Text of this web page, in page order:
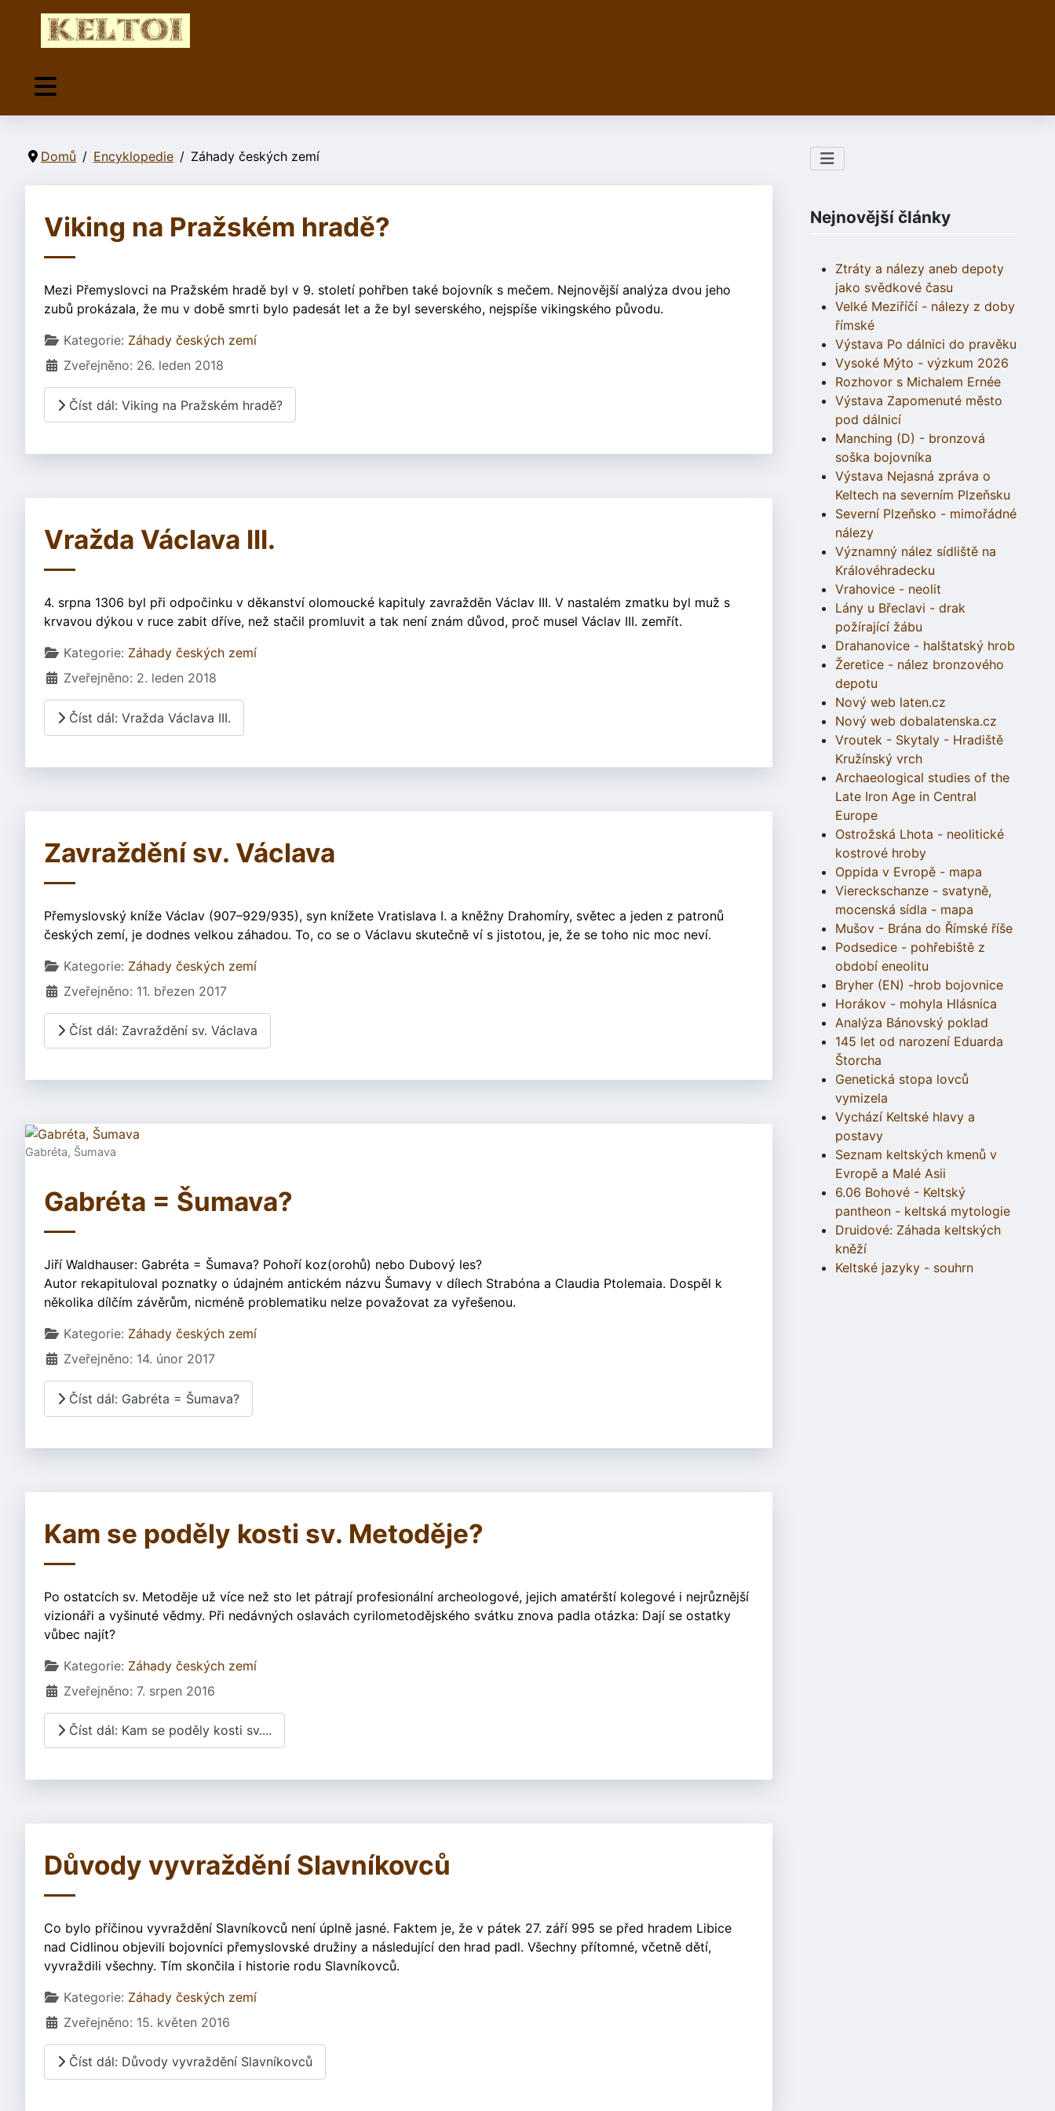
Domů Encyklopedie Záhady českých zemí
Viking na Pražském hradě?
Mezi Přemyslovci na Pražském hradě byl v 9. století pohřben také bojovník s mečem. Nejnovější analýza dvou jeho
zubů prokázala, že mu v době smrti bylo padesát let a že byl severského, nejspíše vikingského původu.
Základní údaje
Kategorie: Záhady českých zemí
Zveřejněno: 26. leden 2018
Číst dál: Viking na Pražském hradě?
Vražda Václava III.
4. srpna 1306 byl při odpočinku v děkanství olomoucké kapituly zavražděn Václav III. V nastalém zmatku byl muž s
krvavou dýkou v ruce zabit dříve, než stačil promluvit a tak není znám důvod, proč musel Václav III. zemřít.
Základní údaje
Kategorie: Záhady českých zemí
Zveřejněno: 2. leden 2018
Číst dál: Vražda Václava III.
Zavraždění sv. Václava
Přemyslovský kníže Václav (907–929/935), syn knížete Vratislava I. a kněžny Drahomíry, světec a jeden z patronů
českých zemí, je dodnes velkou záhadou. To, co se o Václavu skutečně ví s jistotou, je, že se toho nic moc neví.
Základní údaje
Kategorie: Záhady českých zemí
Zveřejněno: 11. březen 2017
Číst dál: Zavraždění sv. Václava
Gabréta, Šumava
Gabréta = Šumava?
Jiří Waldhauser: Gabréta = Šumava? Pohoří koz(orohů) nebo Dubový les?
Autor rekapituloval poznatky o údajném antickém názvu Šumavy v dílech Strabóna a Claudia Ptolemaia. Dospěl k
několika dílčím závěrům, nicméně problematiku nelze považovat za vyřešenou.
Základní údaje
Kategorie: Záhady českých zemí
Zveřejněno: 14. únor 2017
Číst dál: Gabréta = Šumava?
Kam se poděly kosti sv. Metoděje?
Po ostatcích sv. Metoděje už více než sto let pátrají profesionální archeologové, jejich amatérští kolegové i nejrůznější
vizionáři a vyšinuté vědmy. Při nedávných oslavách cyrilometodějského svátku znova padla otázka: Dají se ostatky
vůbec najít?
Základní údaje
Kategorie: Záhady českých zemí
Zveřejněno: 7. srpen 2016
Číst dál: Kam se poděly kosti sv....
Důvody vyvraždění Slavníkovců
Co bylo příčinou vyvraždění Slavníkovců není úplně jasné. Faktem je, že v pátek 27. září 995 se před hradem Libice
nad Cidlinou objevili bojovníci přemyslovské družiny a následující den hrad padl. Všechny přítomné, včetně dětí,
vyvraždili všechny. Tím skončila i historie rodu Slavníkovců.
Základní údaje
Kategorie: Záhady českých zemí
Zveřejněno: 15. květen 2016
Číst dál: Důvody vyvraždění Slavníkovců
Nejnovější články
Ztráty a nálezy aneb depoty
jako svědkové času
Velké Meziříčí - nálezy z doby
římské
Výstava Po dálnici do pravěku
Vysoké Mýto - výzkum 2026
Rozhovor s Michalem Ernée
Výstava Zapomenuté město
pod dálnicí
Manching (D) - bronzová
soška bojovníka
Výstava Nejasná zpráva o
Keltech na severním Plzeňsku
Severní Plzeňsko - mimořádné
nálezy
Významný nález sídliště na
Královéhradecku
Vrahovice - neolit
Lány u Břeclavi - drak
požírající žábu
Drahanovice - halštatský hrob
Žeretice - nález bronzového
depotu
Nový web laten.cz
Nový web dobalatenska.cz
Vroutek - Skytaly - Hradiště
Kružínský vrch
Archaeological studies of the
Late Iron Age in Central
Europe
Ostrožská Lhota - neolitické
kostrové hroby
Oppida v Evropě - mapa
Viereckschanze - svatyně,
mocenská sídla - mapa
Mušov - Brána do Římské říše
Podsedice - pohřebiště z
období eneolitu
Bryher (EN) -hrob bojovnice
Horákov - mohyla Hlásnica
Analýza Bánovský poklad
145 let od narození Eduarda
Štorcha
Genetická stopa lovců
vymizela
Vychází Keltské hlavy a
postavy
Seznam keltských kmenů v
Evropě a Malé Asii
6.06 Bohové - Keltský
pantheon - keltská mytologie
Druidové: Záhada keltských
kněží
Keltské jazyky - souhrn